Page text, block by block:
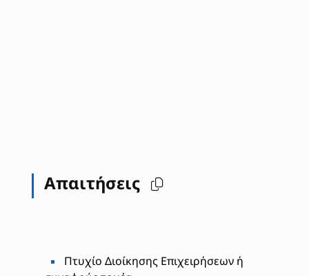
Απαιτήσεις
Πτυχίο Διοίκησης Επιχειρήσεων ή